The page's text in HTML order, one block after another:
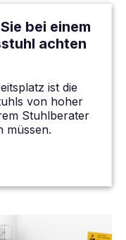
bei einem
achten
ist die
von hoher
Stuhlberater
müssen.